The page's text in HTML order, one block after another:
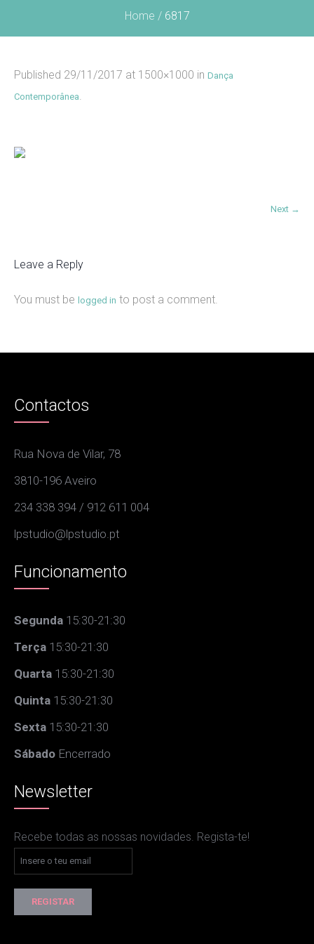
Home / 6817
Published 29/11/2017 at 1500×1000 in Dança
Contemporânea.
Next →
Leave a Reply
You must be logged in to post a comment.
Contactos
Rua Nova de Vilar, 78
3810-196 Aveiro
234 338 394 / 912 611 004
lpstudio@lpstudio.pt
Funcionamento
Segunda 15:30-21:30
Terça 15:30-21:30
Quarta 15:30-21:30
Quinta 15:30-21:30
Sexta 15:30-21:30
Sábado Encerrado
Newsletter
Recebe todas as nossas novidades. Regista-te!